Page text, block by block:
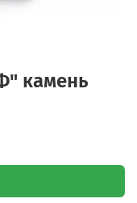
камень